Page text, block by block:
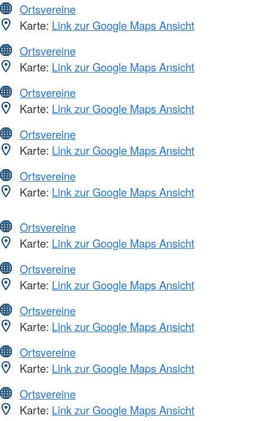
Ortsvereine
Karte: Link zur Google Maps Ansicht
Ortsvereine
Karte: Link zur Google Maps Ansicht
Ortsvereine
Karte: Link zur Google Maps Ansicht
Ortsvereine
Karte: Link zur Google Maps Ansicht
Ortsvereine
Karte: Link zur Google Maps Ansicht
Ortsvereine
Karte: Link zur Google Maps Ansicht
Ortsvereine
Karte: Link zur Google Maps Ansicht
Ortsvereine
Karte: Link zur Google Maps Ansicht
Ortsvereine
Karte: Link zur Google Maps Ansicht
Ortsvereine
Karte: Link zur Google Maps Ansicht